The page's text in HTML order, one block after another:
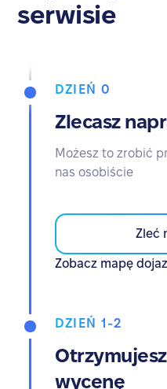
serwisie
DZIEŃ 0
Zlecasz
Możesz to zrobić
nas osobiście
Zleć
Zobacz mapę
DZIEŃ 1-2
wycenę